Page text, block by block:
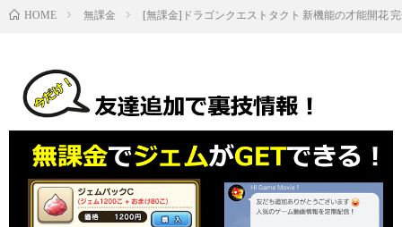
HOME 無課金 [無課金]ドラゴンクエストタクト 新機能の才能開花